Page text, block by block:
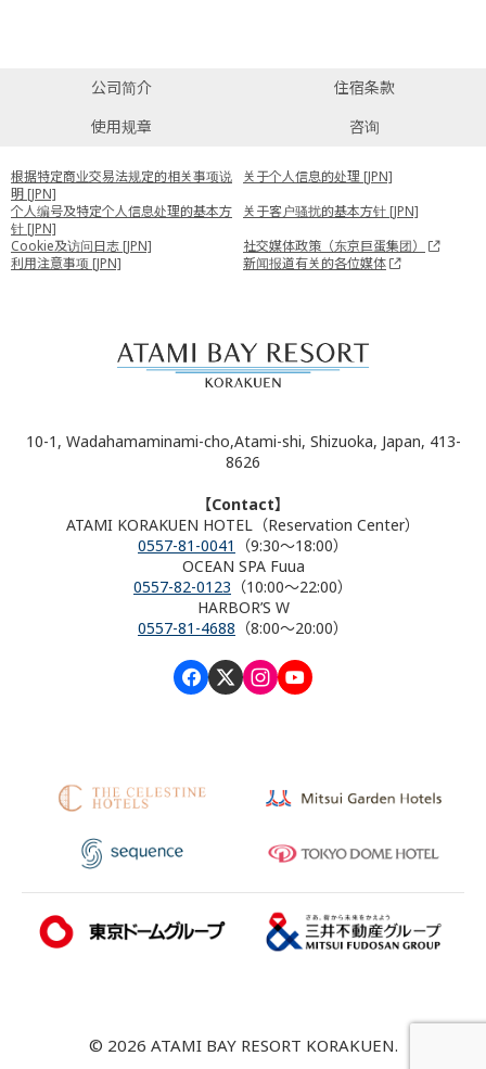
公司简介
住宿条款
使用规章
咨询
根据特定商业交易法规定的相关事项说
明 [JPN]
关于个人信息的处理 [JPN]
个人编号及特定个人信息处理的基本方
针 [JPN]
关于客户骚扰的基本方针 [JPN]
Cookie及访问日志 [JPN]
社交媒体政策（东京巨蛋集团）
利用注意事项 [JPN]
新闻报道有关的各位媒体
10-1, Wadahamaminami-cho,Atami-shi, Shizuoka, Japan, 413-
8626
【Contact】
ATAMI KORAKUEN HOTEL（Reservation Center）
0557-81-0041
（9:30～18:00）
OCEAN SPA Fuua
0557-82-0123 （10:00～22:00）
HARBOR’S W
0557-81-4688 （8:00～20:00）
© 2026 ATAMI BAY RESORT KORAKUEN.